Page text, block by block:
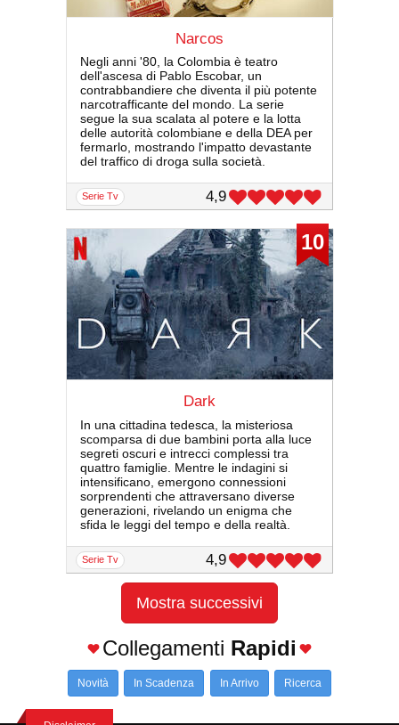
Narcos
Negli anni '80, la Colombia è teatro
dell'ascesa di Pablo Escobar, un
contrabbandiere che diventa il più potente
narcotrafficante del mondo. La serie
segue la sua scalata al potere e la lotta
delle autorità colombiane e della DEA per
fermarlo, mostrando l'impatto devastante
del traffico di droga sulla società.
serie Tv 4,9
10
Dark
In una cittadina tedesca, la misteriosa
scomparsa di due bambini porta alla luce
segreti oscuri e intrecci complessi tra
quattro famiglie. Mentre le indagini si
intensificano, emergono connessioni
sorprendenti che attraversano diverse
generazioni, rivelando un enigma che
sfida le leggi del tempo e della realtà.
serie Tv 4,9
Mostra successivi
Collegamenti Rapidi
Novità In Scadenza In Arrivo Ricerca